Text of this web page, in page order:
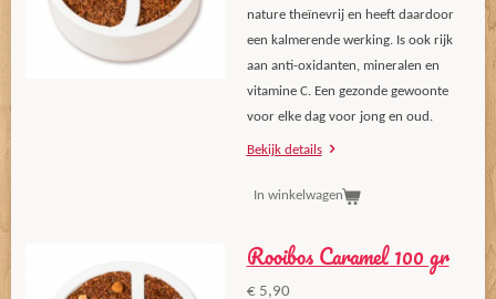
nature theïnevrij en heeft daardoor
een kalmerende werking. Is ook rijk
aan anti-oxidanten, mineralen en
vitamine C. Een gezonde gewoonte
voor elke dag voor jong en oud.
Bekijk details
In winkelwagen
Rooibos Caramel 100 gr
€ 5,90